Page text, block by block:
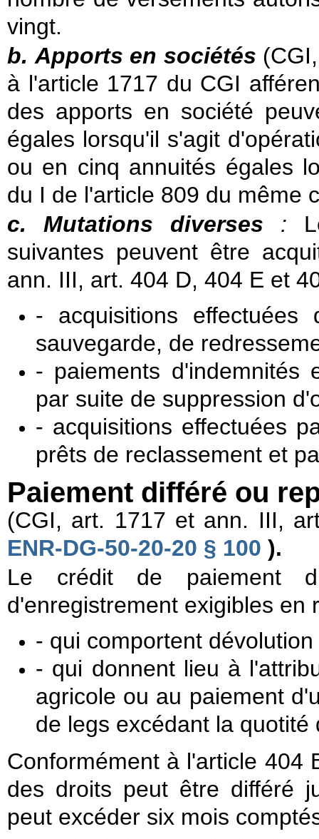
vingt.
b. Apports en sociétés
à l'article 1717 du CGI
des apports en société
égales lorsqu'il s'agit
ou en cinq annuités égales
du I de l'article 809 du même
c.
Mutations diverses :
suivantes peuvent être
ann. III, art. 404 D, 404 E et
- acquisitions
sauvegarde, de
- paiements d'indemnités
par suite de suppression
- acquisitions effectuées
prêts de reclassement et
Paiement différé ou
(CGI, art. 1717 et ann. III,
ENR-DG-50-20-20 § 100 ).
Le crédit de paiement
d'enregistrement exigibles en
- qui comportent
- qui donnent lieu à
agricole ou au paiement
de legs excédant la quotité
Conformément à l'article 404
des droits peut être différé
peut excéder six mois